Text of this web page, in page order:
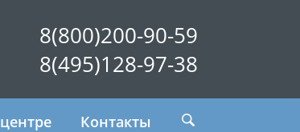
8(800)200-90-59
8(495)128-97-38
Контакты